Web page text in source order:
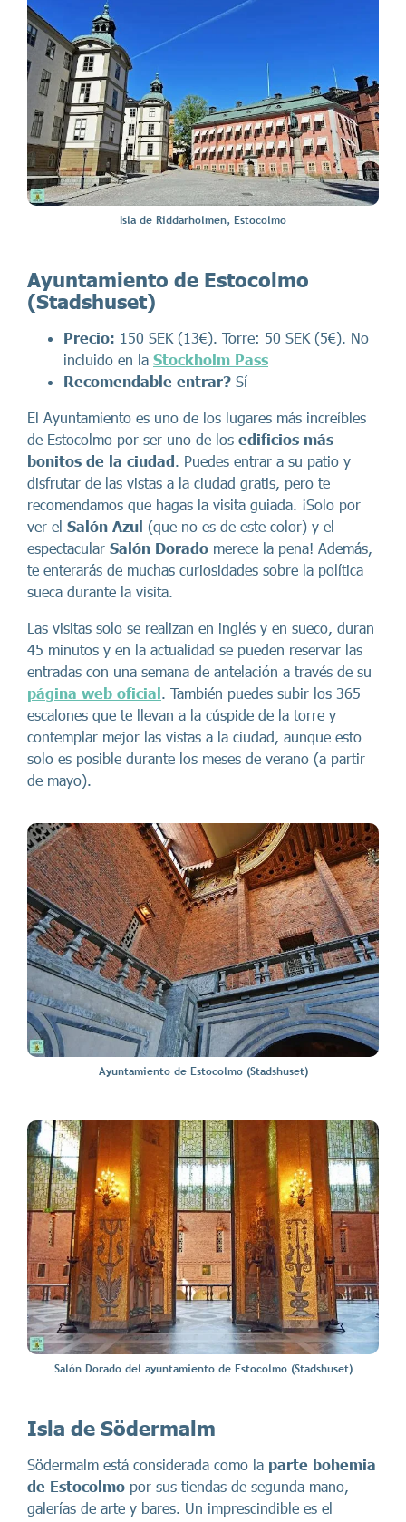
Isla de Riddarholmen, Estocolmo
Ayuntamiento de Estocolmo
(Stadshuset)
Precio: 150 SEK (13€). Torre: 50 SEK (5€). No
incluido en la Stockholm Pass
Recomendable entrar? Sí
El Ayuntamiento es uno de los lugares más increíbles
de Estocolmo por ser uno de los edificios más
bonitos de la ciudad. Puedes entrar a su patio y
disfrutar de las vistas a la ciudad gratis, pero te
recomendamos que hagas la visita guiada. ¡Solo por
ver el Salón Azul (que no es de este color) y el
espectacular Salón Dorado merece la pena! Además,
te enterarás de muchas curiosidades sobre la política
sueca durante la visita.
Las visitas solo se realizan en inglés y en sueco, duran
45 minutos y en la actualidad se pueden reservar las
entradas con una semana de antelación a través de su
página web oficial. También puedes subir los 365
escalones que te llevan a la cúspide de la torre y
contemplar mejor las vistas a la ciudad, aunque esto
solo es posible durante los meses de verano (a partir
de mayo).
Ayuntamiento de Estocolmo (Stadshuset)
Salón Dorado del ayuntamiento de Estocolmo (Stadshuset)
Isla de Södermalm
Södermalm está considerada como la parte bohemia
de Estocolmo por sus tiendas de segunda mano,
galerías de arte y bares. Un imprescindible es el